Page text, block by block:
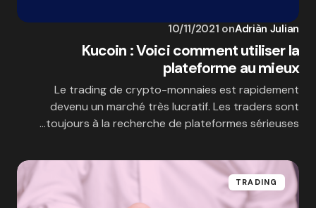
Adriàn Julian
on
10/11/2021
Kucoin : Voici comment utiliser la
plateforme au mieux
Le trading de crypto-monnaies est rapidement
devenu un marché très lucratif. Les traders sont
toujours à la recherche de plateformes sérieuses…
TRADING